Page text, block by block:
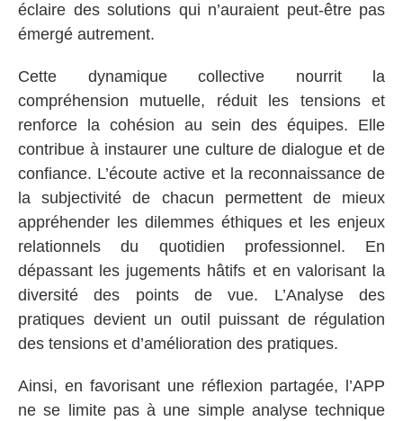
éclaire des solutions qui n’auraient peut-être pas
émergé autrement.
Cette dynamique collective nourrit la
compréhension mutuelle, réduit les tensions et
renforce la cohésion au sein des équipes. Elle
contribue à instaurer une culture de dialogue et de
confiance. L’écoute active et la reconnaissance de
la subjectivité de chacun permettent de mieux
appréhender les dilemmes éthiques et les enjeux
relationnels du quotidien professionnel. En
dépassant les jugements hâtifs et en valorisant la
diversité des points de vue. L’Analyse des
pratiques devient un outil puissant de régulation
des tensions et d’amélioration des pratiques.
Ainsi, en favorisant une réflexion partagée, l’APP
ne se limite pas à une simple analyse technique